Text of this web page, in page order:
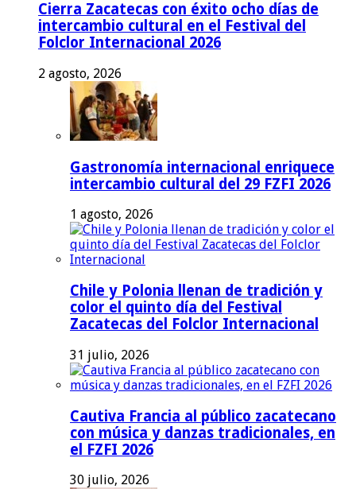
Cierra Zacatecas con éxito ocho días de
intercambio cultural en el Festival del
Folclor Internacional 2026
2 agosto, 2026
Gastronomía internacional enriquece
intercambio cultural del 29 FZFI 2026
1 agosto, 2026
Chile y Polonia llenan de tradición y
color el quinto día del Festival
Zacatecas del Folclor Internacional
31 julio, 2026
Cautiva Francia al público zacatecano
con música y danzas tradicionales, en
el FZFI 2026
30 julio, 2026